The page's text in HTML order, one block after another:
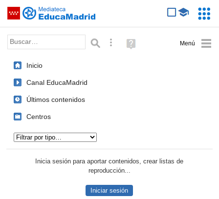
Saltar navegación
Palabra o frase: Búsqueda avanzada
Ayuda
(en
Inicio
Canal EducaMadrid
Últimos contenidos
Centros
Inicia sesión para aportar contenidos, crear listas de
reproducción...
Iniciar sesión